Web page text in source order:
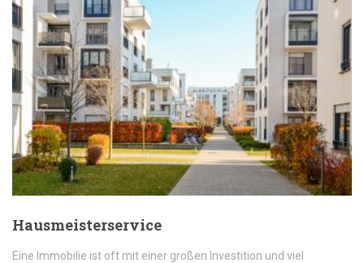
Hausmeisterservice
Eine Immobilie ist oft mit einer großen Investition und viel